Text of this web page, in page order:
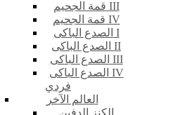
قمة الجحيم III
قمة الجحيم IV
الصدع الباكى I
الصدع الباكى II
الصدع الباكى III
الصدع الباكى IV
فردي
العالم الآخر